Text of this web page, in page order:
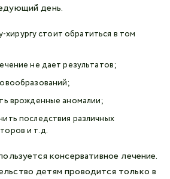
день.
хирургу стоит обратиться в том
не дает результатов;
врожденные аномалии;
последствия различных
и т.д.
консервативное лечение.
детям проводится только в